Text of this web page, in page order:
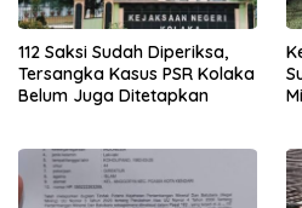
112 Saksi Sudah Diperiksa,
Tersangka Kasus PSR Kolaka
Belum Juga Ditetapkan